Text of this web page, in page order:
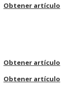
Obtener artículo
Obtener artículo
Obtener artículo